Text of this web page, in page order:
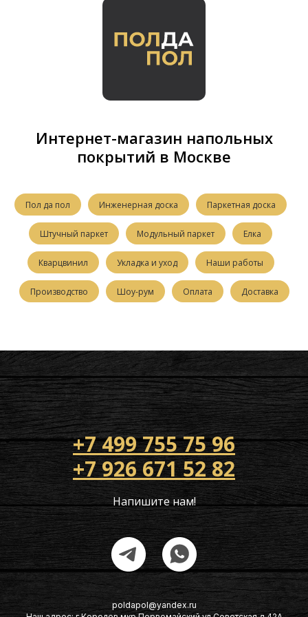
Интернет-магазин напольных
покрытий в Москве
Пол да пол Инженерная доска Паркетная доска
Штучный паркет Модульный паркет Елка
Кварцвинил Укладка и уход Наши работы
Производство Шоу-рум Оплата Доставка
+7 499 755 75 96
+7 926 671 52 82
Напишите нам!
poldapol@yandex.ru